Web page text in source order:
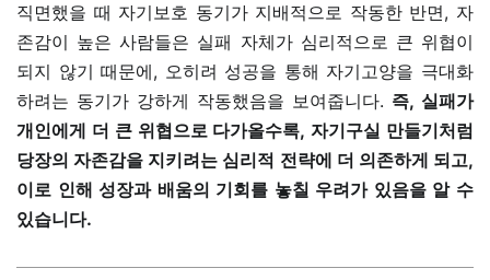
직면했을 때 자기보호 동기가 지배적으로 작동한 반면, 자
존감이 높은 사람들은 실패 자체가 심리적으로 큰 위협이
되지 않기 때문에, 오히려 성공을 통해 자기고양을 극대화
하려는 동기가 강하게 작동했음을 보여줍니다. 즉, 실패가
개인에게 더 큰 위협으로 다가올수록, 자기구실 만들기처럼
당장의 자존감을 지키려는 심리적 전략에 더 의존하게 되고,
이로 인해 성장과 배움의 기회를 놓칠 우려가 있음을 알 수
있습니다.